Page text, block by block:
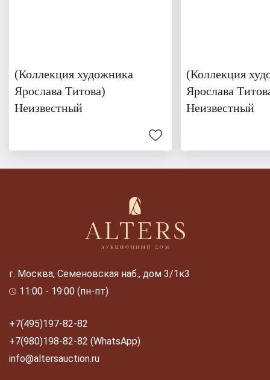
(Коллекция художника
Ярослава Титова)
Неизвестный
(Коллекция
Ярослава
Неизвестный
г. Москва, Семеновская наб., дом 3/1к3
11:00 - 19:00 (пн-пт)
+7(495)197-82-82
+7(980)198-82-82 (WhatsApp)
info@altersauction.ru